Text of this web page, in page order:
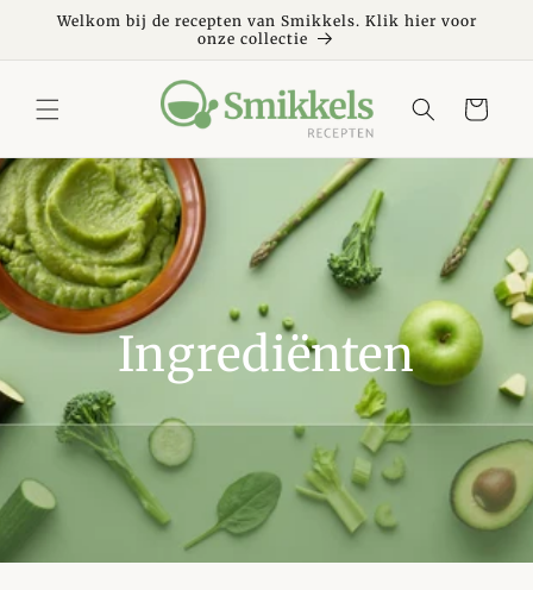
naar de
Welkom bij de recepten van Smikkels. Klik hier voor
onze collectie
Winkelwagen
Ingrediënten